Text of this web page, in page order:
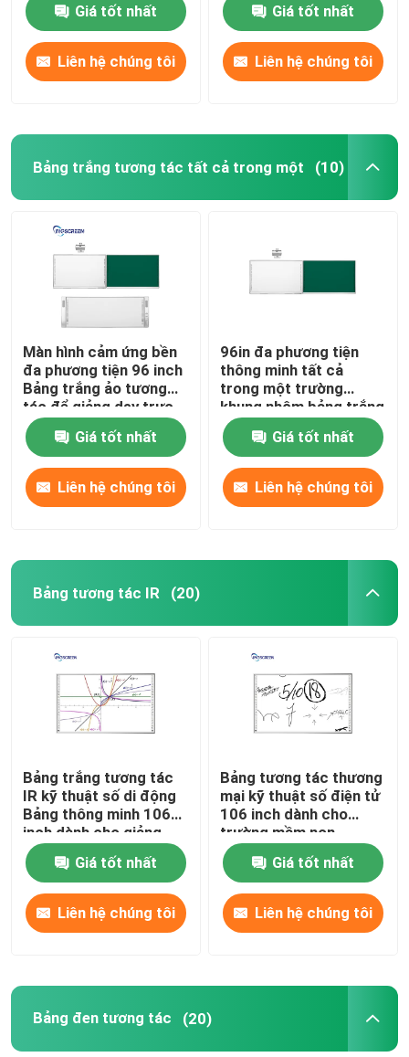
Sản phẩm
Về chúng tôi
Kiểm soát chất lượng
Liên hệ chúng tôi
Yêu cầu báo giá
Bảng trắng tương tác điện dung
Bảng trắng tương tác tất cả trong một
Giá tốt nhất
Liên hệ chúng tôi
Giá tốt nhất
Liên hệ chúng tôi
Bảng trắng tương tác tất cả trong một (10)
Màn hình cảm ứng bền
đa phương tiện 96 inch
Bảng trắng ảo tương
tác để giảng dạy trực
tuyến
Giá tốt nhất
Liên hệ chúng tôi
96in đa phương tiện
thông minh tất cả
trong một trường
khung nhôm bảng trắng
tương tác
Giá tốt nhất
Liên hệ chúng tôi
Bảng tương tác IR (20)
Bảng trắng tương tác
IR kỹ thuật số di động
Bảng thông minh 106
inch dành cho giảng
dạy
Giá tốt nhất
Liên hệ chúng tôi
Bảng tương tác thương
mại kỹ thuật số điện tử
106 inch dành cho
trường mầm non
Giá tốt nhất
Liên hệ chúng tôi
Bảng đen tương tác (20)